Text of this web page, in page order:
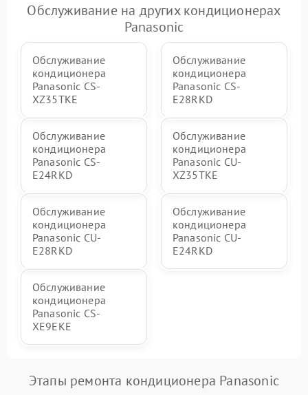
Обслуживание на других кондиционерах
Panasonic
Обслуживание
кондиционера
Panasonic CS-
XZ35TKE
Обслуживание
кондиционера
Panasonic CS-
E28RKD
Обслуживание
кондиционера
Panasonic CS-
E24RKD
Обслуживание
кондиционера
Panasonic CU-
XZ35TKE
Обслуживание
кондиционера
Panasonic CU-
E28RKD
Обслуживание
кондиционера
Panasonic CU-
E24RKD
Обслуживание
кондиционера
Panasonic CS-
XE9EKE
Этапы ремонта кондиционера Panasonic